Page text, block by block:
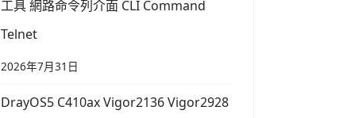
工具 網路命令列介面 CLI Command
Telnet
2026年7月31日
DrayOS5 C410ax Vigor2136 Vigor2928